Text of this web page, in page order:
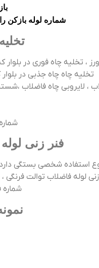
شماره لوله بازکن
، تخلیه چاه فوری در
تخلیه چاه چاه جذبی در
، لایروبی چاه فاضلاب
شماره
فنر زنی
استفاده شخصی بستگی
لوله فاضلاب توالت فرنگی
شماره